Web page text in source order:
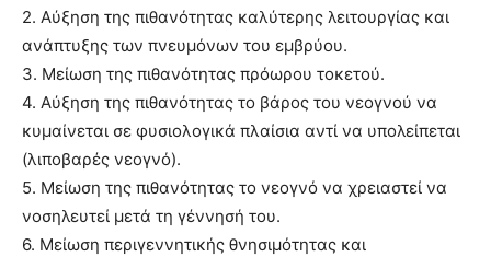
2. Αύξηση της πιθανότητας καλύτερης λειτουργίας και
ανάπτυξης των πνευμόνων του εμβρύου.
3. Μείωση της πιθανότητας πρόωρου τοκετού.
4. Αύξηση της πιθανότητας το βάρος του νεογνού να
κυμαίνεται σε φυσιολογικά πλαίσια αντί να υπολείπεται
(λιποβαρές νεογνό).
5. Μείωση της πιθανότητας το νεογνό να χρειαστεί να
νοσηλευτεί μετά τη γέννησή του.
6. Μείωση περιγεννητικής θνησιμότητας και